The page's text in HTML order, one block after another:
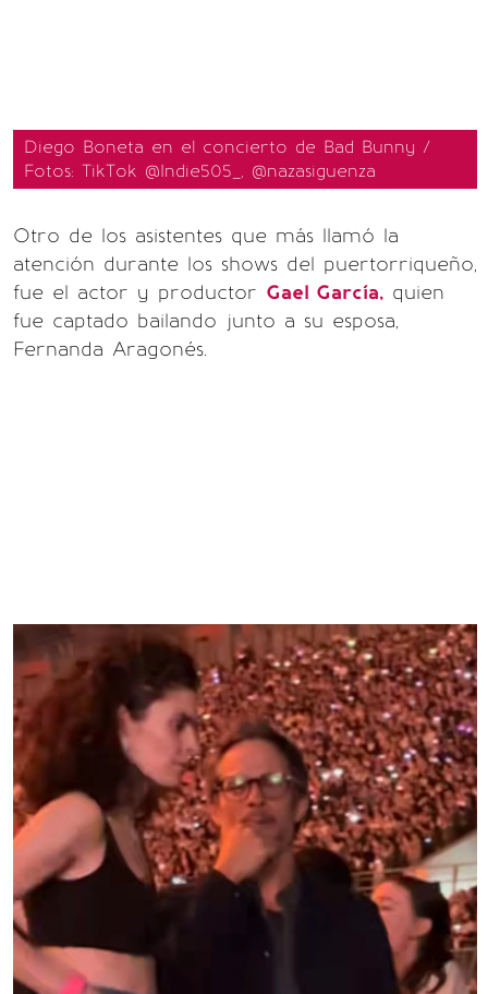
Diego Boneta en el concierto de Bad Bunny /
Fotos: TikTok @Indie505_, @nazasiguenza
Otro de los asistentes que más llamó la
atención durante los shows del puertorriqueño,
fue el actor y productor Gael García, quien
fue captado bailando junto a su esposa,
Fernanda Aragonés.